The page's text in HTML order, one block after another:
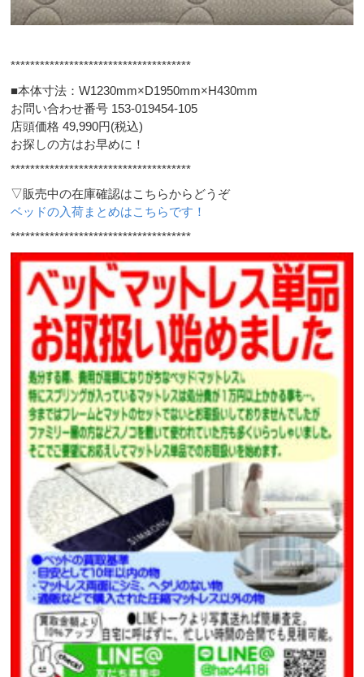
*************************************
■本体寸法：W1230mm×D1950mm×H430mm
お問い合わせ番号 153-019454-105
店頭価格 49,990円(税込)
お探しの方はお早めに！
*************************************
▽販売中の在庫確認はこちらからどうぞ
ベッドの入荷まとめはこちらです！
*************************************